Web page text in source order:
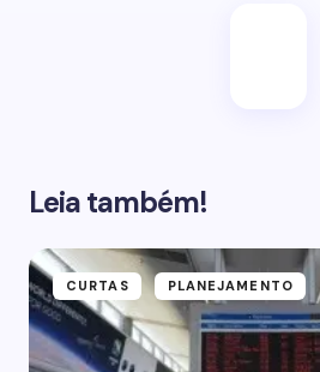
Leia também!
CURTAS PLANEJAMENTO